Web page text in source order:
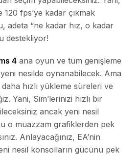
fps’ye kadar çıkmak
adeta “ne kadar hız, o kadar
destekliyor!
4 ana oyun ve tüm genişleme
nesilde oynanabilecek. Ama
hızlı yükleme süreleri ve
Yani, Sim’lerinizi hızlı bir
ancak yeni nesil
o muazzam grafiklerden pek
Anlayacağınız, EA’nin
nesil konsolların gücünü pek